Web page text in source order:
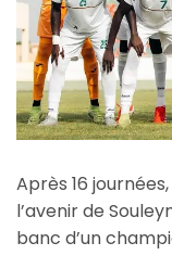
Après 16
l’avenir de
banc d’un